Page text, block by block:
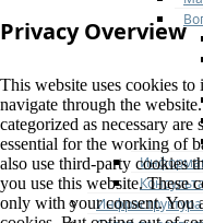
Privacy Overview
This website uses cookies
navigate through the
categorized as necessary
essential for the working of
also use third-party cookies
you use this website. These
only with your consent. You